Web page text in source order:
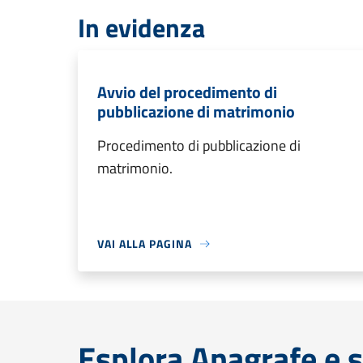
In evidenza
Avvio del procedimento di
pubblicazione di matrimonio
Procedimento di pubblicazione di
matrimonio.
VAI ALLA PAGINA